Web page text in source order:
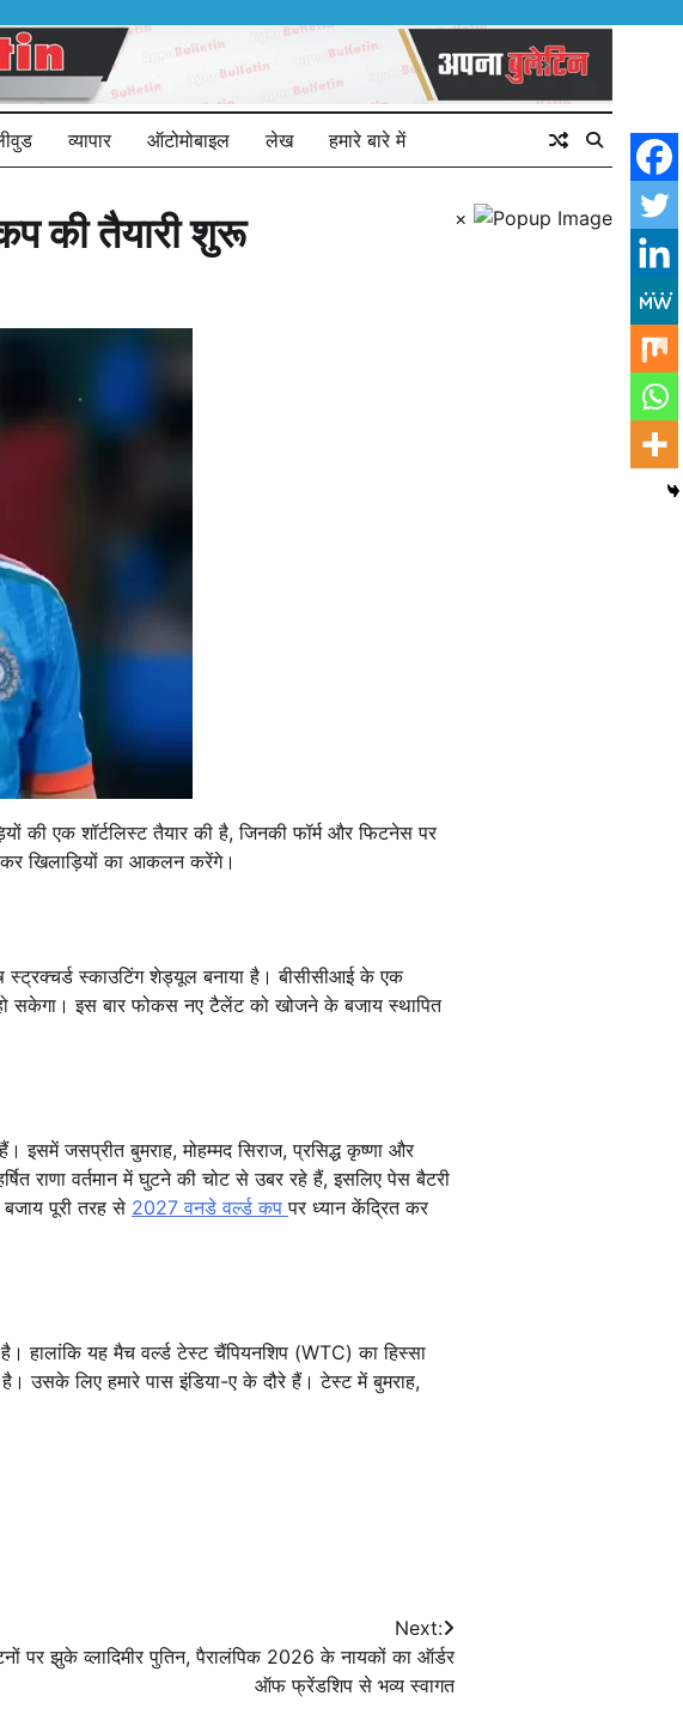
व्यापार ऑटोमोबाइल लेख हमारे बारे में
की तैयारी शुरू
एक शॉर्टलिस्ट तैयार की है, जिनकी फॉर्म और फिटनेस पर
खिलाड़ियों का आकलन करेंगे।
स्काउटिंग शेड्यूल बनाया है। बीसीसीआई के एक
सकेगा। इस बार फोकस नए टैलेंट को खोजने के बजाय स्थापित
जसप्रीत बुमराह, मोहम्मद सिराज, प्रसिद्ध कृष्णा और
राणा वर्तमान में घुटने की चोट से उबर रहे हैं, इसलिए पेस बैटरी
पूरी तरह से 2027 वनडे वर्ल्ड कपपर ध्यान केंद्रित कर
यह मैच वर्ल्ड टेस्ट चैंपियनशिप (WTC) का हिस्सा
है। उसके लिए हमारे पास इंडिया-ए के दौरे हैं। टेस्ट में बुमराह,
Next:
पर झुके व्लादिमीर पुतिन, पैरालंपिक 2026 के नायकों का ऑर्डर
ऑफ फ्रेंडशिप से भव्य स्वागत
×